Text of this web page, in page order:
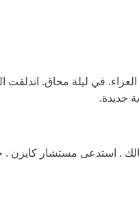
في ليلة محاق. اندلقت
جديدة.
. استدعى مستشار كايزن